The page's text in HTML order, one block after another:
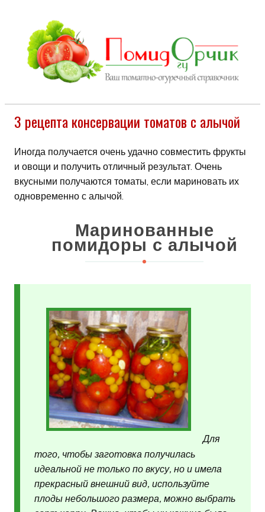
3 рецепта консервации томатов с алычой
Иногда получается очень удачно совместить фрукты
и овощи и получить отличный результат. Очень
вкусными получаются томаты, если мариновать их
одновременно с алычой.
Маринованные
помидоры с алычой
Для
того, чтобы заготовка получилась
идеальной не только по вкусу, но и имела
прекрасный внешний вид, используйте
плоды небольшого размера, можно выбрать